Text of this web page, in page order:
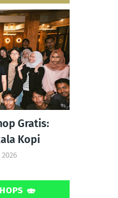
Gratis:
Kopi
🍣